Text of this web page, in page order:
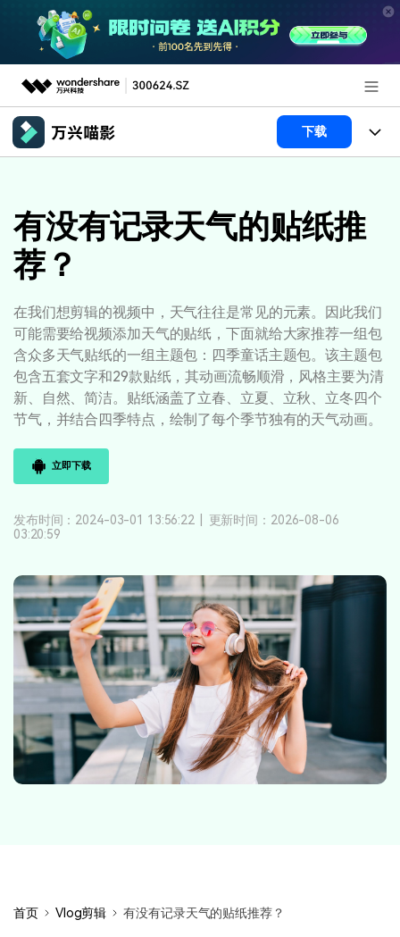
推荐产品
新闻中心
关于万兴
加入我们
帮助中心
客服热线：4000-300624
下载
产品系统
产品功能
AI功能
视频/照片
AI 图生视频 NEW
AI 绘画
AI 视频续写 NEW
解决方案
专业创作人群
品牌合作故事
使用教程
文章资讯
其他
帮助中心
产品支持
产品信息
登录 立即购买
有没有记录天气的贴纸推
荐？
在我们想剪辑的视频中，天气往往是常见的元素。因此我们
可能需要给视频添加天气的贴纸，下面就给大家推荐一组包
含众多天气贴纸的一组主题包：四季童话主题包。该主题包
包含五套文字和29款贴纸，其动画流畅顺滑，风格主要为清
新、自然、简洁。贴纸涵盖了立春、立夏、立秋、立冬四个
节气，并结合四季特点，绘制了每个季节独有的天气动画。
立即下载
发布时间：2024-03-01 13:56:22
更新时间：2026-08-06
03:20:59
首页 Vlog剪辑 有没有记录天气的贴纸推荐？